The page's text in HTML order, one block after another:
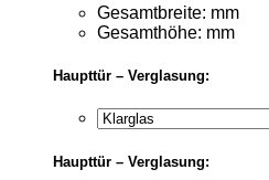
Gesamtbreite: mm
Gesamthöhe: mm
Haupttür – Verglasung:
Haupttür – Verglasung: